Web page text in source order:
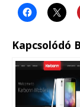
Kapcsolódó